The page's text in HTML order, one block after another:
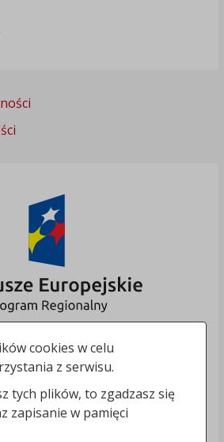
cookies w celu
z serwisu.
tych plików, to zgadzasz się
zapisanie w pamięci